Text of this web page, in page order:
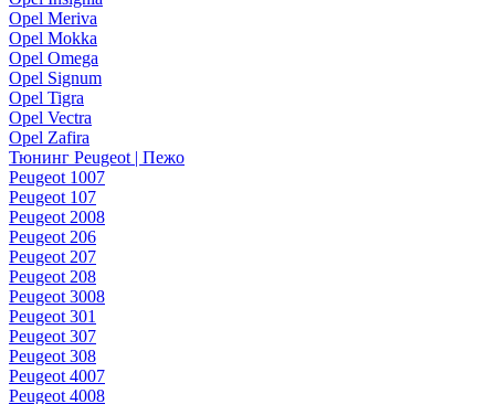
Opel Meriva
Opel Mokka
Opel Omega
Opel Signum
Opel Tigra
Opel Vectra
Opel Zafira
Тюнинг Peugeot | Пежо
Peugeot 1007
Peugeot 107
Peugeot 2008
Peugeot 206
Peugeot 207
Peugeot 208
Peugeot 3008
Peugeot 301
Peugeot 307
Peugeot 308
Peugeot 4007
Peugeot 4008